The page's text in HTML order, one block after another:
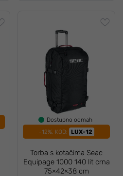
Dostupno odmah
-12%, KOD:
LUX-12
Torba s kotačima Seac
Equipage 1000 140 lit crna
75×42×38 cm